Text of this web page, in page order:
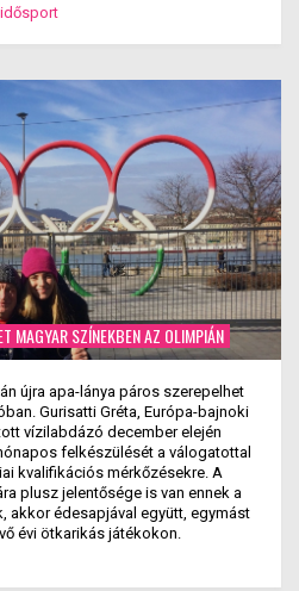
MAGYAR SZÍNEKBEN AZ OLIMPIÁN
újra apa-lánya páros szerepelhet
Gurisatti Gréta, Európa-bajnoki
vízilabdázó december elején
felkészülését a válogatottal
kvalifikációs mérkőzésekre. A
plusz jelentősége is van ennek a
akkor édesapjával együtt, egymást
évi ötkarikás játékokon.